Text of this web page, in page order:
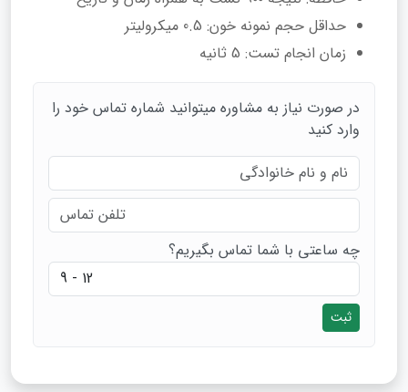
حداقل حجم نمونه خون: 0.5 میکرولیتر
زمان انجام تست: 5 ثانیه
در صورت نیاز به مشاوره میتوانید شماره تماس خود را
وارد کنید
چه ساعتی با شما تماس بگیریم؟
ثبت